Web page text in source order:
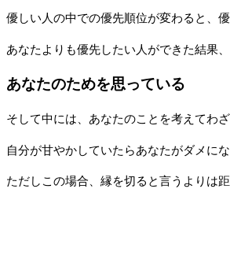
優しい人の中での優先順位が変わると、
あなたよりも優先したい人ができた結果
あなたのためを思っている
そして中には、あなたのことを考えてわ
自分が甘やかしていたらあなたがダメに
ただしこの場合、縁を切ると言うよりは